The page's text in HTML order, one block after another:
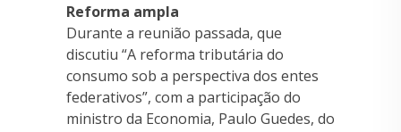
Reforma ampla
Durante a reunião passada, que
discutiu “A reforma tributária do
consumo sob a perspectiva dos entes
federativos”, com a participação do
ministro da Economia, Paulo Guedes, do